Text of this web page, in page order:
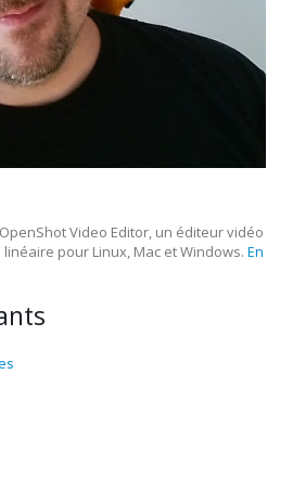
Video Editor, un éditeur vidéo
pour Linux, Mac et Windows. En